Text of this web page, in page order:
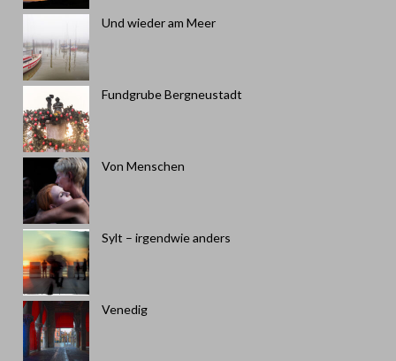
Und wieder am Meer
Fundgrube Bergneustadt
Von Menschen
Sylt – irgendwie anders
Venedig